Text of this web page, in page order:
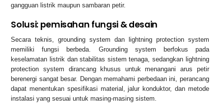
gangguan listrik maupun sambaran petir.
Solusi: pemisahan fungsi & desain
Secara teknis, grounding system dan lightning protection system
memiliki fungsi berbeda. Grounding system berfokus pada
keselamatan listrik dan stabilitas sistem tenaga, sedangkan lightning
protection system dirancang khusus untuk menangani arus petir
berenergi sangat besar. Dengan memahami perbedaan ini, perancang
dapat menentukan spesifikasi material, jalur konduktor, dan metode
instalasi yang sesuai untuk masing-masing sistem.